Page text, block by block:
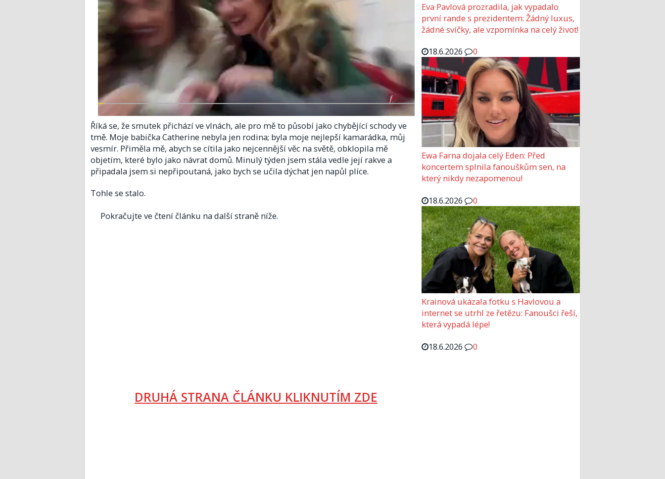
Říká se, že smutek přichází ve vlnách, ale pro mě to působí jako chybějící schody ve
tmě. Moje babička Catherine nebyla jen rodina; byla moje nejlepší kamarádka, můj
vesmír. Přiměla mě, abych se cítila jako nejcennější věc na světě, obklopila mě
objetím, které bylo jako návrat domů. Minulý týden jsem stála vedle její rakve a
připadala jsem si nepřipoutaná, jako bych se učila dýchat jen napůl plíce.
Tohle se stalo.
Pokračujte ve čtení článku na další straně níže.
DRUHÁ STRANA ČLÁNKU KLIKNUTÍM ZDE
Eva Pavlová prozradila, jak vypadalo
první rande s prezidentem: Žádný luxus,
žádné svíčky, ale vzpomínka na celý život!
18.6.2026
0
Ewa Farna dojala celý Eden: Před
koncertem splnila fanouškům sen, na
který nikdy nezapomenou!
18.6.2026
0
Krainová ukázala fotku s Havlovou a
internet se utrhl ze řetězu: Fanoušci řeší,
která vypadá lépe!
18.6.2026
0